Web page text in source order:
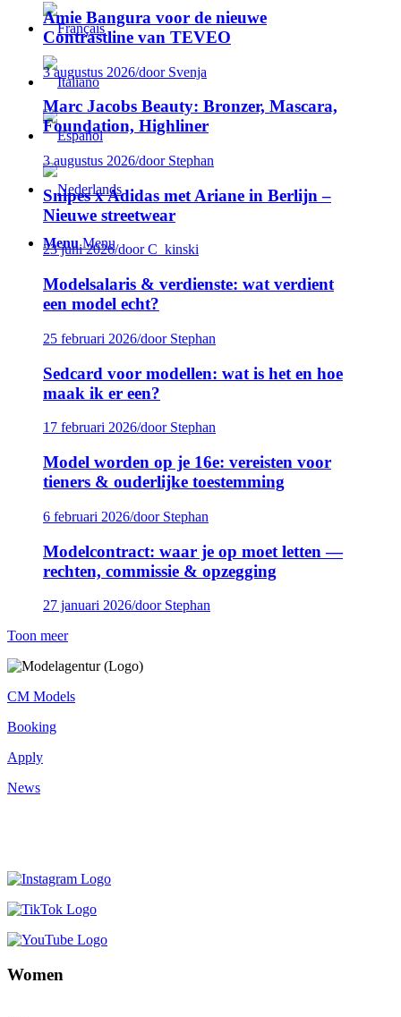
Menu Menu
Amie Bangura voor de nieuwe
Contrastline van TEVEO
3 augustus 2026/door Svenja
Marc Jacobs Beauty: Bronzer, Mascara,
Foundation, Highliner
3 augustus 2026/door Stephan
Snipes x Adidas met Ariane in Berlijn –
Nieuwe streetwear
23 juni 2026/door C_kinski
Modelsalaris & verdienste: wat verdient
een model echt?
25 februari 2026/door Stephan
Sedcard voor modellen: wat is het en hoe
maak ik er een?
17 februari 2026/door Stephan
Model worden op je 16e: vereisten voor
tieners & ouderlijke toestemming
6 februari 2026/door Stephan
Modelcontract: waar je op moet letten —
rechten, commissie & opzegging
27 januari 2026/door Stephan
Toon meer
CM Models
Booking
Apply
News
Women